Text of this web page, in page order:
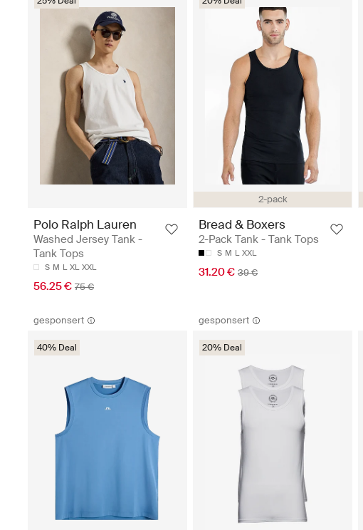
Polo Ralph Lauren
Washed Jersey Tank -
Tank Tops
S M L XL XXL
56.25 € 75 €
2-pack
Bread & Boxers
2-Pack Tank - Tank Tops
S M L XXL
31.20 € 39 €
gesponsert
40% Deal
gesponsert
20% Deal